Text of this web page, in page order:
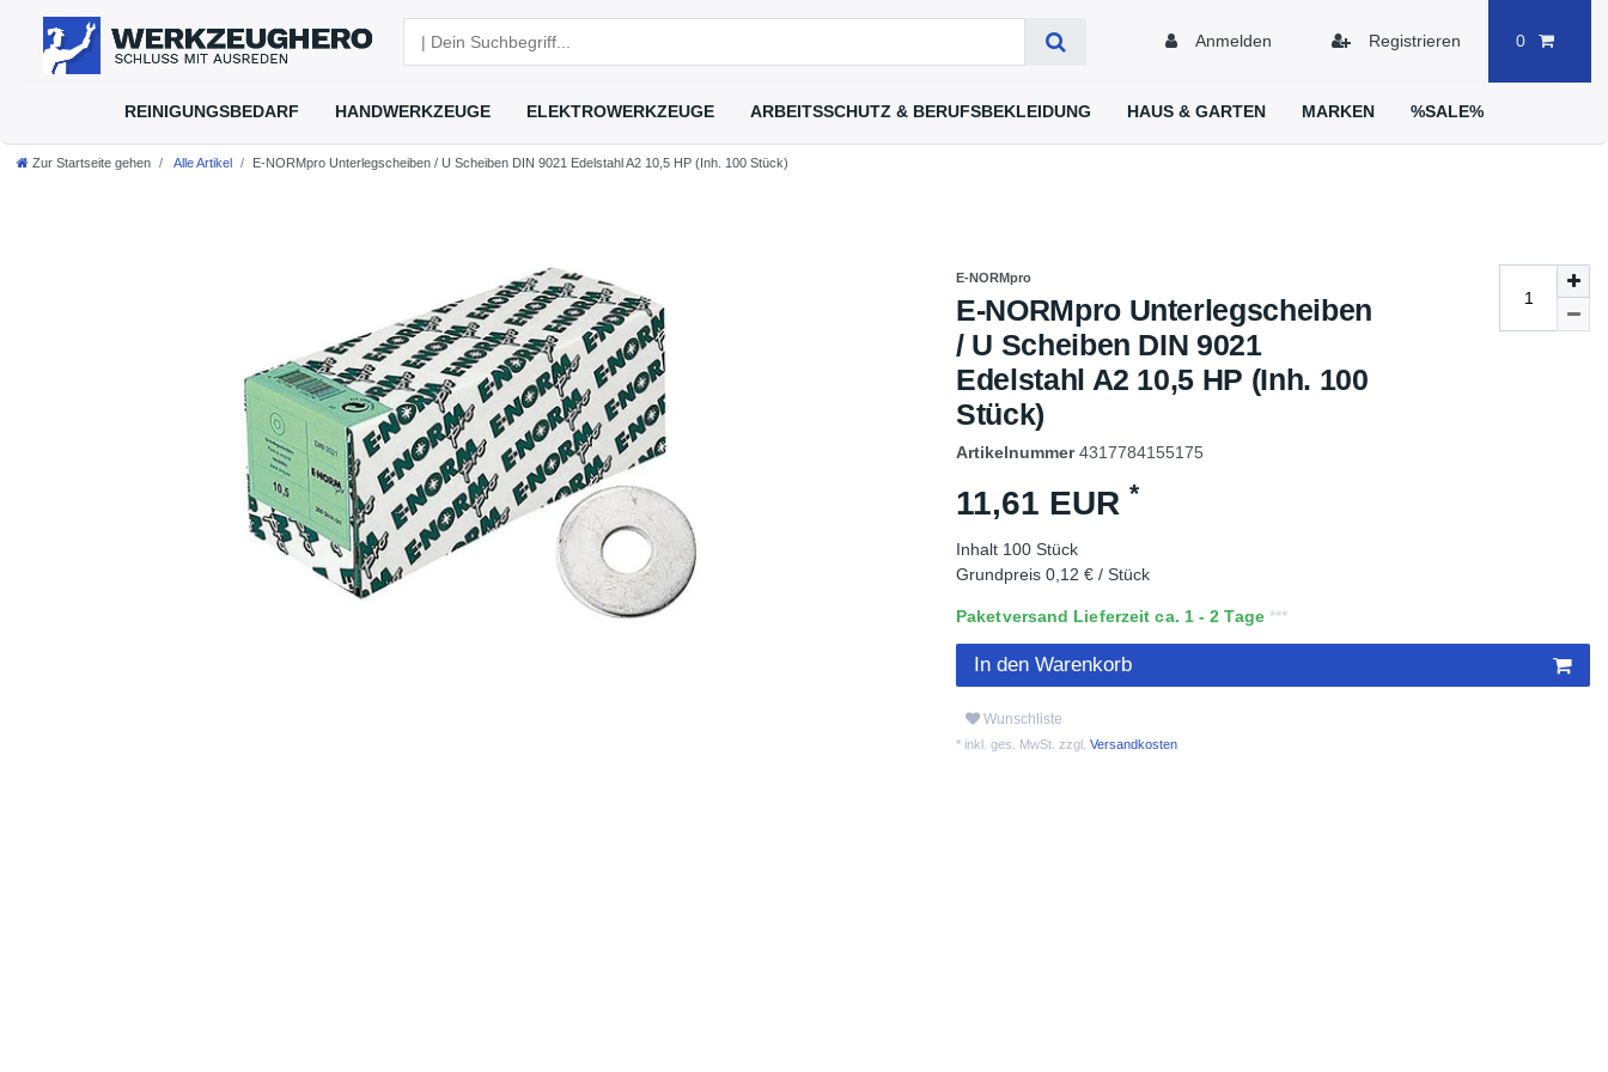
Anmelden Registrieren 0
REINIGUNGSBEDARF HANDWERKZEUGE ELEKTROWERKZEUGE ARBEITSSCHUTZ & BERUFSBEKLEIDUNG HAUS & GARTEN MARKEN %SALE%
Zur Startseite gehen Alle Artikel E-NORMpro Unterlegscheiben / U Scheiben DIN 9021 Edelstahl A2 10,5 HP (Inh. 100 Stück)
E-NORMpro
E-NORMpro Unterlegscheiben
/ U Scheiben DIN 9021
Edelstahl A2 10,5 HP (Inh. 100
Stück)
Artikelnummer4317784155175
11,61 EUR *
Inhalt 100 Stück
Grundpreis 0,12 € / Stück
Paketversand Lieferzeit ca. 1 - 2 Tage
In den Warenkorb
Wunschliste
* inkl. ges. MwSt. zzgl. Versandkosten